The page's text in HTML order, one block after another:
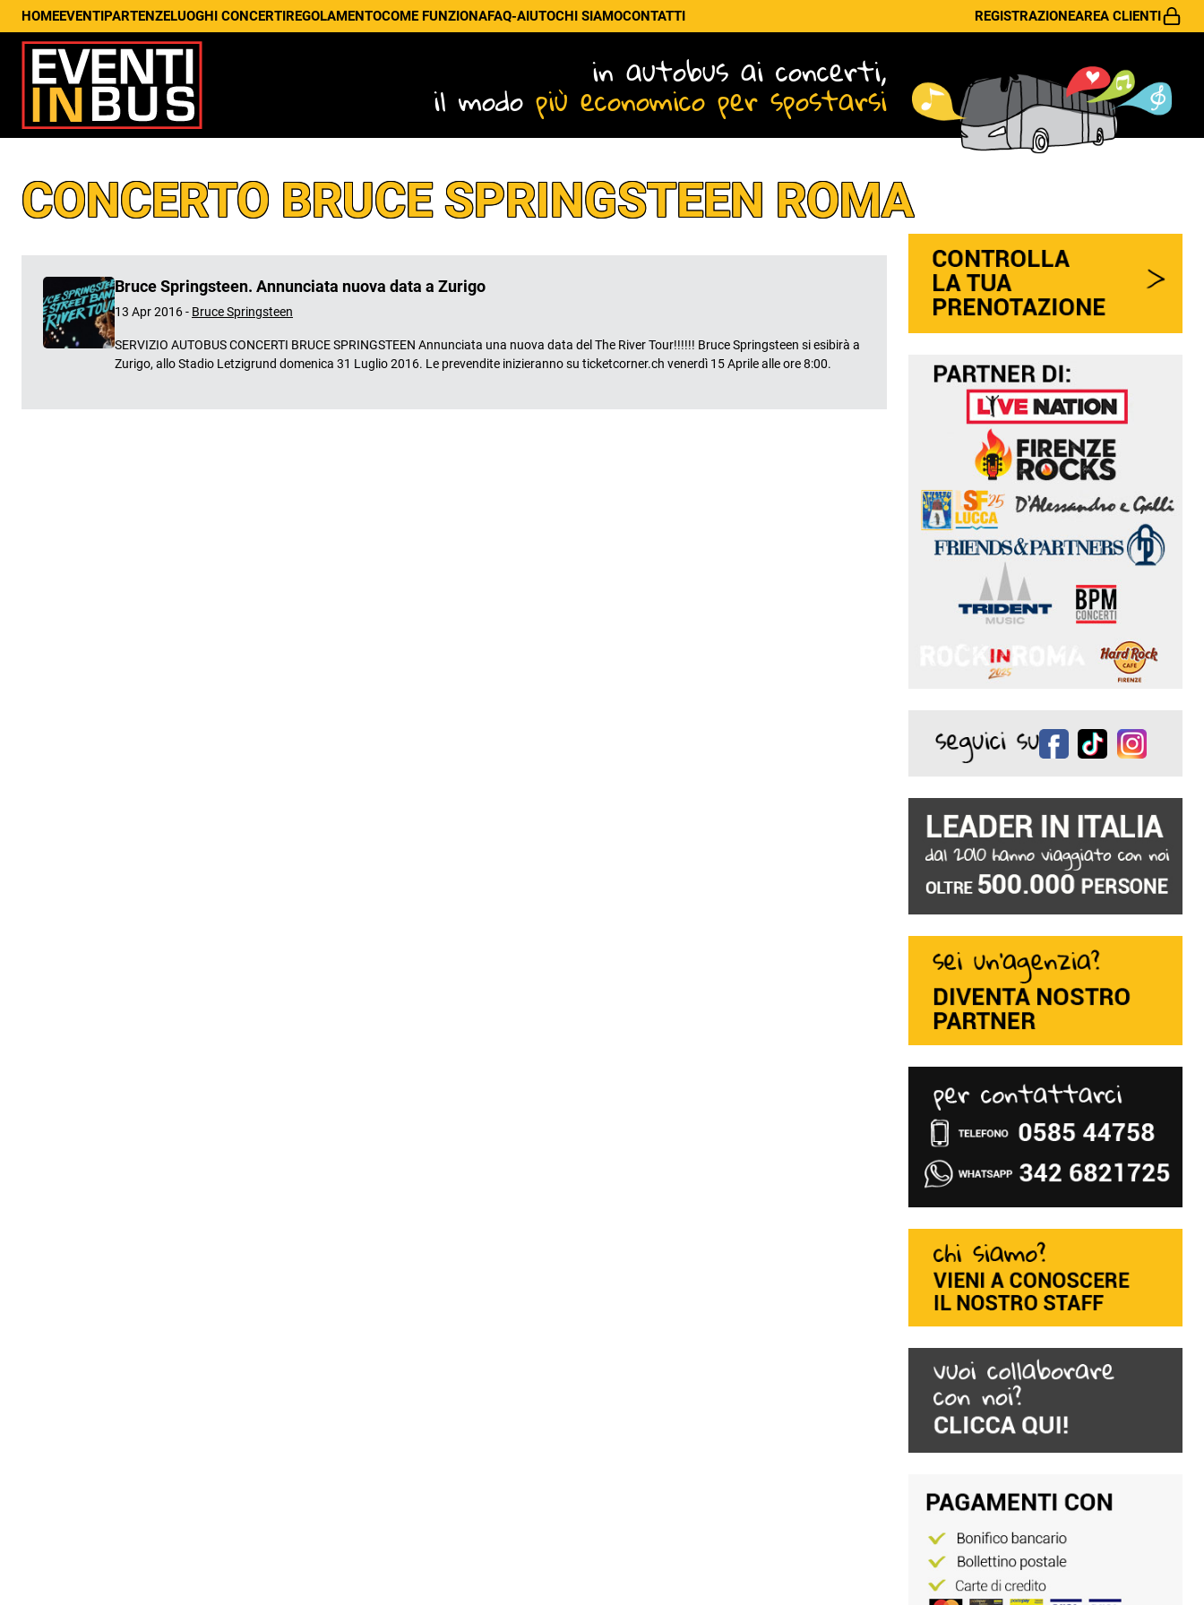
HOMEEVENTIPARTENZELUOGHI CONCERTIREGOLAMENTOCOME FUNZIONAFAQ-AIUTOCHI SIAMOCONTATTI REGISTRAZIONEAREA CLIENTI
in autobus ai concerti,
il modo più economico per spostarsi
CONCERTO BRUCE SPRINGSTEEN ROMA
Bruce Springsteen. Annunciata nuova data a Zurigo
13 Apr 2016 - Bruce Springsteen
SERVIZIO AUTOBUS CONCERTI BRUCE SPRINGSTEEN Annunciata una nuova data del The River Tour!!!!!! Bruce Springsteen si esibirà a
Zurigo, allo Stadio Letzigrund domenica 31 Luglio 2016. Le prevendite inizieranno su ticketcorner.ch venerdì 15 Aprile alle ore 8:00.